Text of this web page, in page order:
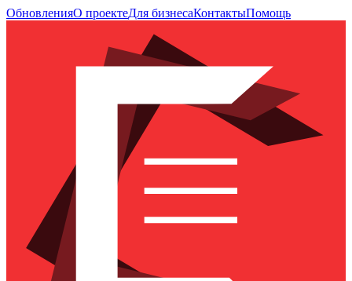
ОбновленияО проектеДля бизнесаКонтактыПомощь